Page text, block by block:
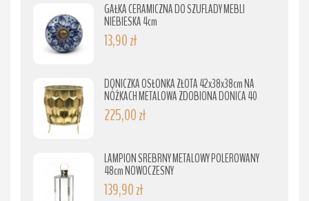
GAŁKA CERAMICZNA DO SZUFLADY MEBLI
NIEBIESKA 4cm
13,90 zł
DONICZKA OSŁONKA ZŁOTA 42x38x38cm NA
NÓŻKACH METALOWA ZDOBIONA DONICA 40
225,00 zł
LAMPION SREBRNY METALOWY POLEROWANY
48cm NOWOCZESNY
139,90 zł